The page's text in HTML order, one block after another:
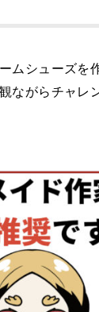
ムシューズを
ながらチャレ